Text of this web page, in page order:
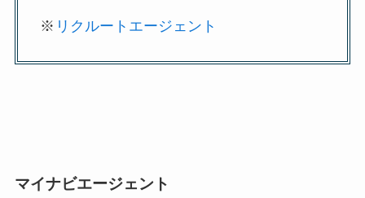
※ リクルートエージェント
マイナビエージェント